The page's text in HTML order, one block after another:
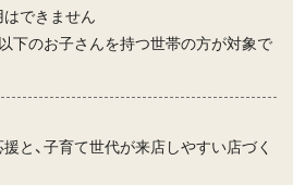
できません
下のお子さんを持つ世帯の方が対象で
と、子育て世代が来店しやすい店づく